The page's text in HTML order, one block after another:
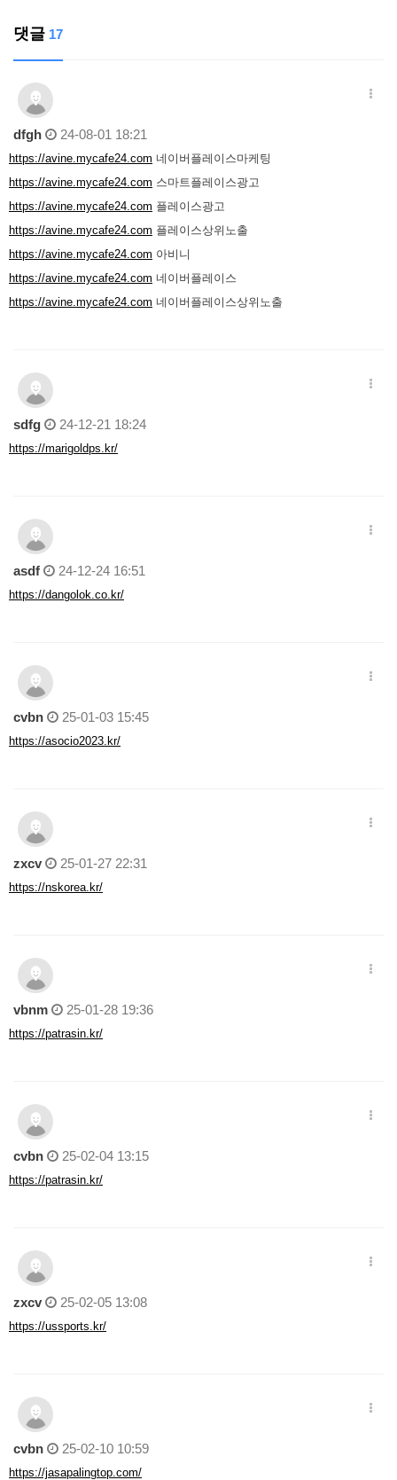
댓글 17
dfgh 24-08-01 18:21
https://avine.mycafe24.com 네이버플레이스마케팅
https://avine.mycafe24.com 스마트플레이스광고
https://avine.mycafe24.com 플레이스광고
https://avine.mycafe24.com 플레이스상위노출
https://avine.mycafe24.com 아비니
https://avine.mycafe24.com 네이버플레이스
https://avine.mycafe24.com 네이버플레이스상위노출
sdfg 24-12-21 18:24
https://marigoldps.kr/
asdf 24-12-24 16:51
https://dangolok.co.kr/
cvbn 25-01-03 15:45
https://asocio2023.kr/
zxcv 25-01-27 22:31
https://nskorea.kr/
vbnm 25-01-28 19:36
https://patrasin.kr/
cvbn 25-02-04 13:15
https://patrasin.kr/
zxcv 25-02-05 13:08
https://ussports.kr/
cvbn 25-02-10 10:59
https://jasapalingtop.com/